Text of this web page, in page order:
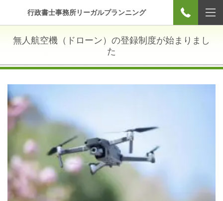
行政書士事務所リーガルプランニング
無人航空機（ドローン）の登録制度が始まりまし
た